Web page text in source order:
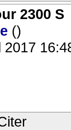
2300 S
()
2017